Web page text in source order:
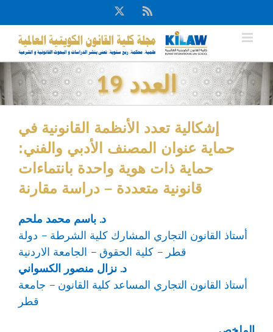
to
content
Rss
X
العدد 19
إشكالية تعدد الأنظمة القانونية في
حماية عنوان المصنف الأدبي والفني:
حماية ذات هوية واحدة بانتماءات
قانونية متعددة – دراسة مقارنة
د. باسم محمد ملحم
أستاذ القانون التجاري المشارك كلية الشرطة – دولة
قطر – كلية الحقوق – الجامعة الاردنية
د. نزال منصور الكسواني
أستاذ القانون التجاري المساعد كلية القانون – جامعة
قطر